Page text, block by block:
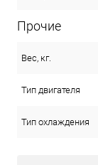
Прочие
Вес, кг.
Тип двигателя
Тип охлаждения